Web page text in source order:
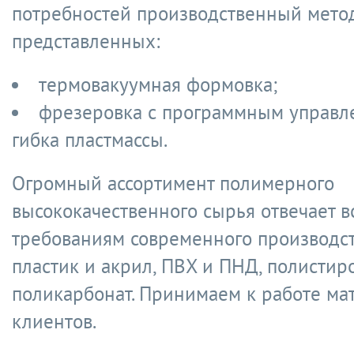
потребностей производственный
представленных:
термовакуумная формовка;
фрезеровка с программным
гибка пластмассы.
Огромный ассортимент полимерного
высококачественного сырья отвечает
требованиям современного
пластик и акрил, ПВХ и ПНД,
поликарбонат. Принимаем к работе
клиентов.